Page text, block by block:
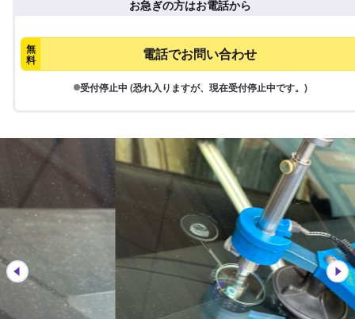
お急ぎの方はお電話から
無
料 電話でお問い合わせ
受付停止中 (恐れ入りますが、現在受付停止中です。)